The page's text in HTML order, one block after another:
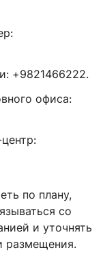
+9821466222.
офиса:
по плану,
со
и уточнять
размещения.